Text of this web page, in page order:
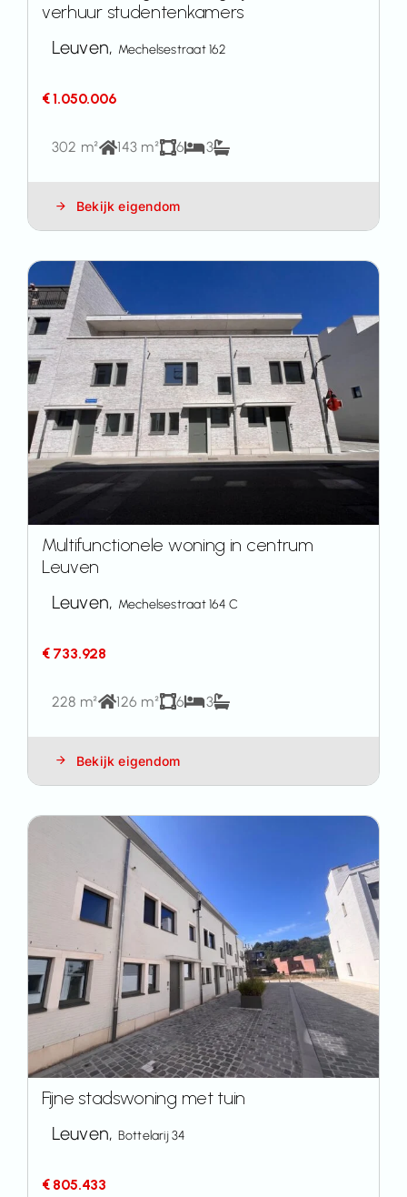
verhuur studentenkamers
Leuven, Mechelsestraat 162
€ 1.050.006
302 m² 143 m² 6 3
Bekijk eigendom
Multifunctionele woning in centrum
Leuven
Leuven, Mechelsestraat 164 C
€ 733.928
228 m² 126 m² 6 3
Bekijk eigendom
Fijne stadswoning met tuin
Leuven, Bottelarij 34
€ 805.433